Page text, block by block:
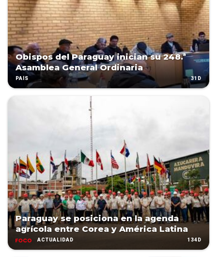
Obispos del Paraguay inician su 248.ª
Asamblea General Ordinaria
PAÍS 31D
Paraguay se posiciona en la agenda
agrícola entre Corea y América Latina
ACTUALIDAD 134D